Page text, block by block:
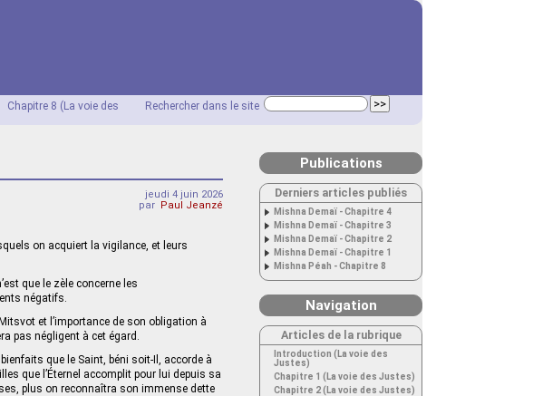
Rechercher dans le site
Chapitre 8 (La voie des
jeudi 4 juin 2026
par Paul Jeanzé
on acquiert la vigilance, et leurs
que le zèle concerne les
négatifs.
et l’importance de son obligation à
pas négligent à cet égard.
que le Saint, béni soit-Il, accorde à
que l’Éternel accomplit pour lui depuis sa
plus on reconnaîtra son immense dette
Publications
Derniers articles publiés
Mishna Demaï - Chapitre 4
Mishna Demaï - Chapitre 3
Mishna Demaï - Chapitre 2
Mishna Demaï - Chapitre 1
Mishna Péah - Chapitre 8
Navigation
Articles de la rubrique
Introduction (La voie des
Justes)
Chapitre 1 (La voie des Justes)
Chapitre 2 (La voie des Justes)